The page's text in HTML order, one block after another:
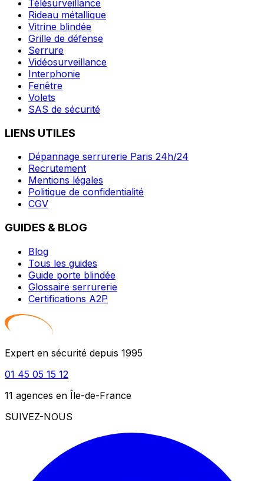
Télésurveillance
Rideau métallique
Vitrine blindée
Grille de défense
Serrure
Vidéosurveillance
Interphonie
Fenêtre
Volets
SAS de sécurité
LIENS UTILES
Dépannage serrurerie Paris 24h/24
Recrutement
Mentions légales
Politique de confidentialité
CGV
GUIDES & BLOG
Blog
Tous les guides
Guide porte blindée
Glossaire serrurerie
Certifications A2P
Expert en sécurité depuis 1995
01 45 05 15 12
11 agences en Île-de-France
SUIVEZ-NOUS